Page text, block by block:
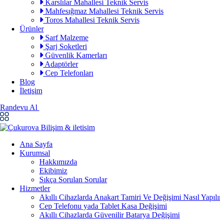
Karslılar Mahallesi Teknik Servis
Mahfesığmaz Mahallesi Teknik Servis
Toros Mahallesi Teknik Servis
Ürünler
Sarf Malzeme
Şarj Soketleri
Güvenlik Kamerları
Adaptörler
Cep Telefonları
Blog
İletişim
Randevu Al
Ana Sayfa
Kurumsal
Hakkımızda
Ekibimiz
Sıkça Sorulan Sorular
Hizmetler
Akıllı Cihazlarda Anakart Tamiri Ve Değişimi Nasıl
Cep Telefonu yada Tablet Kasa Değişimi
Akıllı Cihazlarda Güvenilir Batarya Değişimi